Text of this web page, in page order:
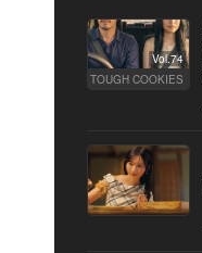
Vol.74
TOUGH COOKIES